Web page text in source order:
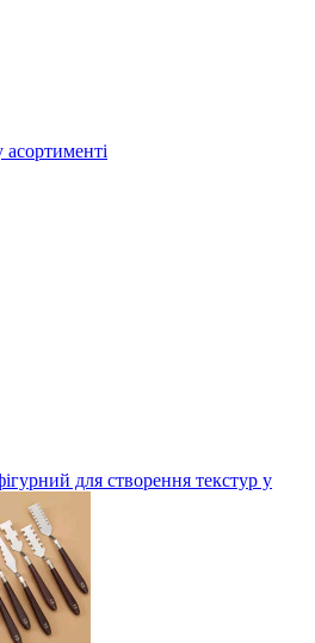
для створення текстур у